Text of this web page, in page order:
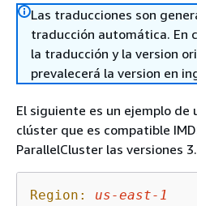
Las traducciones son
traducción automática. En
la traducción y la version
prevalecerá la version en
El siguiente es un ejemplo de
clúster que es compatible
ParallelCluster las versiones
Region:
us-east-1